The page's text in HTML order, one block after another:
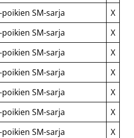
poikien SM-sarja
X
poikien SM-sarja
X
poikien SM-sarja
X
poikien SM-sarja
X
poikien SM-sarja
X
poikien SM-sarja
X
poikien SM-sarja
X